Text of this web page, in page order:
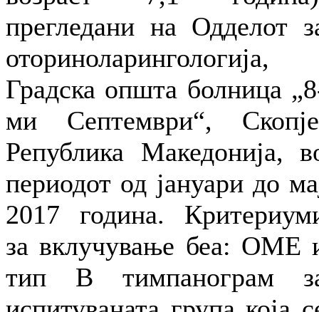
прегледани на Одделот
оториноларингологија,
Градска општа болница
ми Септември“,
Република Македонија,
периодот од јануари до
2017 година.
за вклучување беа: ОМЕ
тип B тимпанограм